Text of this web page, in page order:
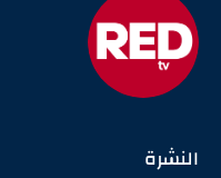
النشرة